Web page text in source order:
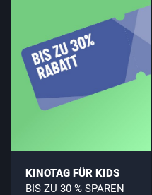
KINOTAG FÜR KIDS
BIS ZU 30 % SPAREN